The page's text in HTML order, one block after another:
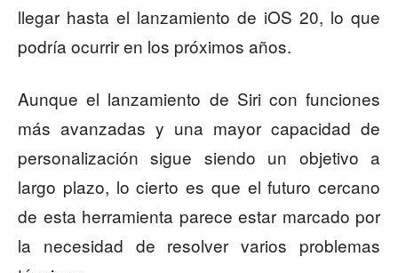
llegar hasta el lanzamiento de iOS 20, lo que
podría ocurrir en los próximos años.
Aunque el lanzamiento de Siri con funciones
más avanzadas y una mayor capacidad de
personalización sigue siendo un objetivo a
largo plazo, lo cierto es que el futuro cercano
de esta herramienta parece estar marcado por
la necesidad de resolver varios problemas